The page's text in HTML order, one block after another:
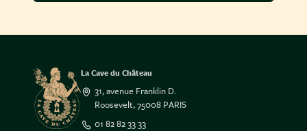
La Cave du Château
31, avenue Franklin D.
Roosevelt, 75008 PARIS
01 82 82 33 33